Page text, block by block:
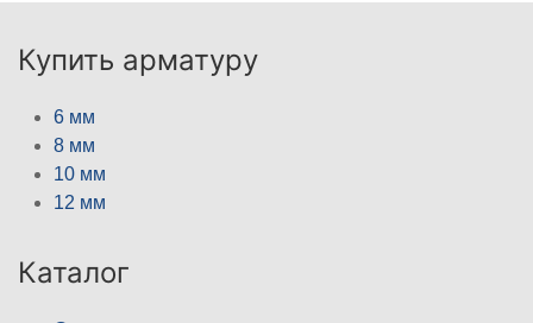
Купить арматуру
6 мм
8 мм
10 мм
12 мм
Каталог